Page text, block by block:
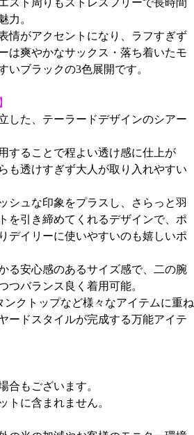
スト周りもストレスフリーで長時間
力。
情がアクセントになり、ラフすぎず
は爽やかなサックス・落ち着いたモ
いブラックの3色展開です。
】
した、テーラードデザインのシアー
することで程よい透け感に仕上が
も透けすぎず大人が取り入れやすい
シュな印象をプラスし、さらっと羽
を引き締めてくれるデザインで、ポ
デイリーに使いやすいのも嬉しいポ
る安心感のあるサイズ感で、二の腕
つバランス良く着用可能。
クトップなど様々なアイテムに重ね
ードスタイルが完成する万能アイテ
合もございます。
トに含まれません。